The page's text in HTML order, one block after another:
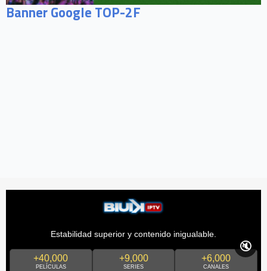
Banner Google TOP-2F
Estabilidad superior y contenido inigualable.
+40,000
PELÍCULAS
+9,000
SERIES
+6,000
CANALES
🔇